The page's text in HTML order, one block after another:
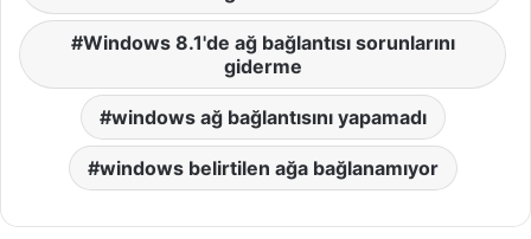
Windows 8.1'de ağ bağlantısı sorunlarını
giderme
windows ağ bağlantısını yapamadı
windows belirtilen ağa bağlanamıyor